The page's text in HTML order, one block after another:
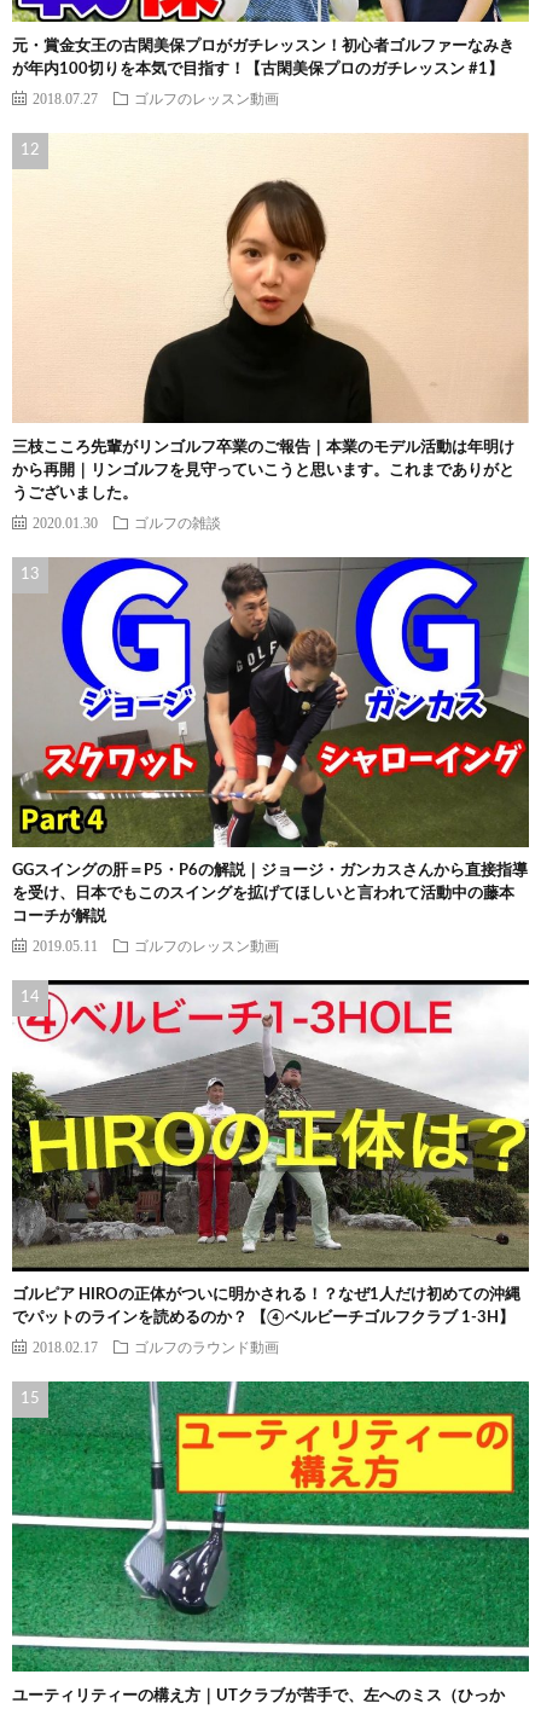
元・賞金女王の古閑美保プロがガチレッスン！初心者ゴルファーなみき
が年内100切りを本気で目指す！【古閑美保プロのガチレッスン #1】
2018.07.27 ゴルフのレッスン動画
三枝こころ先輩がリンゴルフ卒業のご報告｜本業のモデル活動は年明け
から再開｜リンゴルフを見守っていこうと思います。これまでありがと
うございました。
2020.01.30 ゴルフの雑談
GGスイングの肝＝P5・P6の解説｜ジョージ・ガンカスさんから直接指導
を受け、日本でもこのスイングを拡げてほしいと言われて活動中の藤本
コーチが解説
2019.05.11 ゴルフのレッスン動画
ゴルピア HIROの正体がついに明かされる！？なぜ1人だけ初めての沖縄
でパットのラインを読めるのか？ 【④ベルビーチゴルフクラブ 1-3H】
2018.02.17 ゴルフのラウンド動画
ユーティリティーの構え方｜UTクラブが苦手で、左へのミス（ひっか